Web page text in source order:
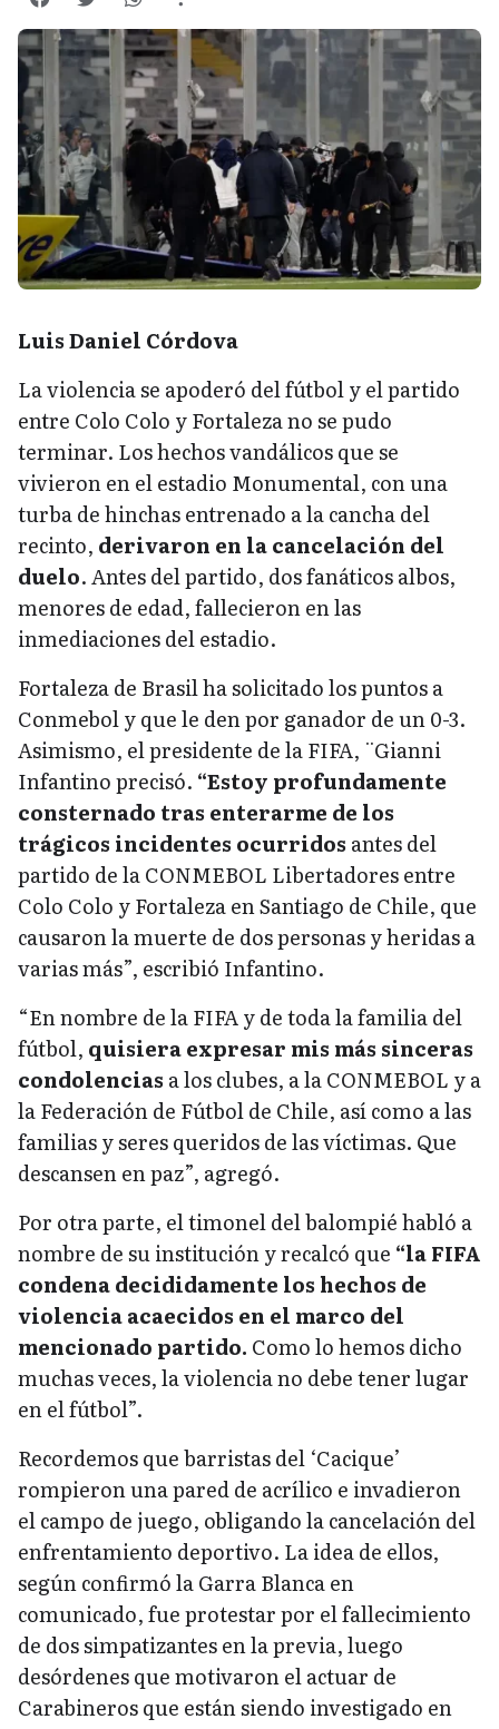
Luis Daniel Córdova
La violencia se apoderó del fútbol y el partido
entre Colo Colo y Fortaleza no se pudo
terminar. Los hechos vandálicos que se
vivieron en el estadio Monumental, con una
turba de hinchas entrenado a la cancha del
recinto, derivaron en la cancelación del
duelo. Antes del partido, dos fanáticos albos,
menores de edad, fallecieron en las
inmediaciones del estadio.
Fortaleza de Brasil ha solicitado los puntos a
Conmebol y que le den por ganador de un 0-3.
Asimismo, el presidente de la FIFA, ¨Gianni
Infantino precisó. “Estoy profundamente
consternado tras enterarme de los
trágicos incidentes ocurridos antes del
partido de la CONMEBOL Libertadores entre
Colo Colo y Fortaleza en Santiago de Chile, que
causaron la muerte de dos personas y heridas a
varias más”, escribió Infantino.
“En nombre de la FIFA y de toda la familia del
fútbol, quisiera expresar mis más sinceras
condolencias a los clubes, a la CONMEBOL y a
la Federación de Fútbol de Chile, así como a las
familias y seres queridos de las víctimas. Que
descansen en paz”, agregó.
Por otra parte, el timonel del balompié habló a
nombre de su institución y recalcó que “la FIFA
condena decididamente los hechos de
violencia acaecidos en el marco del
mencionado partido. Como lo hemos dicho
muchas veces, la violencia no debe tener lugar
en el fútbol”.
Recordemos que barristas del ‘Cacique’
rompieron una pared de acrílico e invadieron
el campo de juego, obligando la cancelación del
enfrentamiento deportivo. La idea de ellos,
según confirmó la Garra Blanca en
comunicado, fue protestar por el fallecimiento
de dos simpatizantes en la previa, luego
desórdenes que motivaron el actuar de
Carabineros que están siendo investigado en